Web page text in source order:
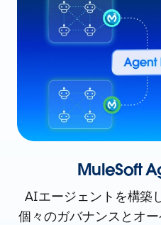
MuleSoft
AIエージェントを構築
個々のガバナンスとオ